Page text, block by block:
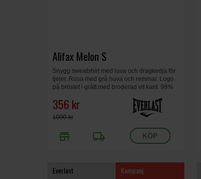
Alifax Melon S
Snygg sweatshirt med luva och dragkedja för
tjejer. Rosa med grå huva och remmar. Logo
på bröstet i grått med broderad vit kant. 98%
356 kr
1090 kr
store local_shipping
Everlast Kampanj